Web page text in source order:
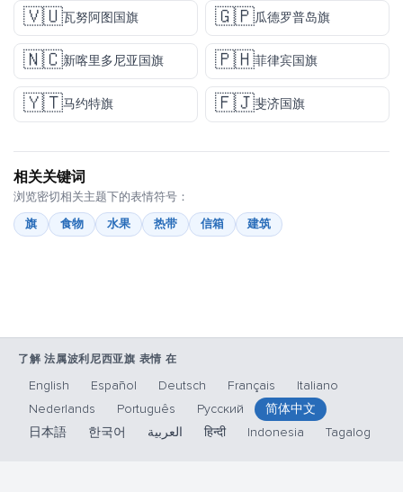
🇻🇺瓦努阿图国旗 🇬🇵瓜德罗普岛旗
🇳🇨新喀里多尼亚国旗 🇵🇭菲律宾国旗
🇾🇹马约特旗 🇫🇯斐济国旗
相关关键词
浏览密切相关主题下的表情符号：
旗
食物 水果 热带 信箱 建筑
了解 法属波利尼西亚旗 表情 在
English Español Deutsch Français
Italiano
Nederlands
Português Русский
简体中文
日本語
한국어 العربية हिन्दी Indonesia Tagalog